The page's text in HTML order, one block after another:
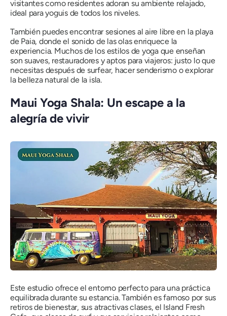
visitantes como residentes adoran su ambiente relajado,
ideal para yoguis de todos los niveles.
También puedes encontrar sesiones al aire libre en la playa
de Paia, donde el sonido de las olas enriquece la
experiencia. Muchos de los estilos de yoga que enseñan
son suaves, restauradores y aptos para viajeros: justo lo que
necesitas después de surfear, hacer senderismo o explorar
la belleza natural de la isla.
Maui Yoga Shala: Un escape a la
alegría de vivir
Este estudio ofrece el entorno perfecto para una práctica
equilibrada durante su estancia. También es famoso por sus
retiros de bienestar, sus atractivas clases, el Island Fresh